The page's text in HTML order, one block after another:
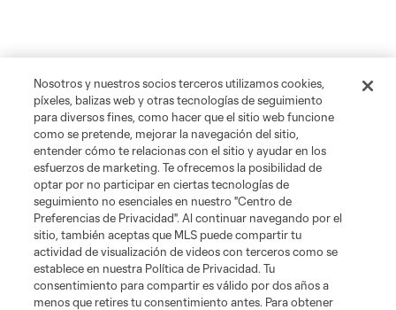
Nosotros y nuestros socios terceros utilizamos cookies,
píxeles, balizas web y otras tecnologías de seguimiento
para diversos fines, como hacer que el sitio web funcione
como se pretende, mejorar la navegación del sitio,
entender cómo te relacionas con el sitio y ayudar en los
esfuerzos de marketing. Te ofrecemos la posibilidad de
optar por no participar en ciertas tecnologías de
seguimiento no esenciales en nuestro "Centro de
Preferencias de Privacidad". Al continuar navegando por el
sitio, también aceptas que MLS puede compartir tu
actividad de visualización de videos con terceros como se
establece en nuestra Política de Privacidad. Tu
consentimiento para compartir es válido por dos años a
menos que retires tu consentimiento antes. Para obtener